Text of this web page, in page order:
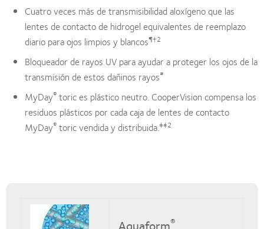
Cuatro veces más de transmisibilidad aloxígeno que las
lentes de contacto de hidrogel equivalentes de reemplazo
diario para ojos limpios y blancos¶†2
Bloqueador de rayos UV para ayudar a proteger los ojos de la
transmisión de estos dañinos rayos#
MyDay® toric es plástico neutro. CooperVision compensa los
residuos plásticos por cada caja de lentes de contacto
MyDay® toric vendida y distribuida.‡‡2
®